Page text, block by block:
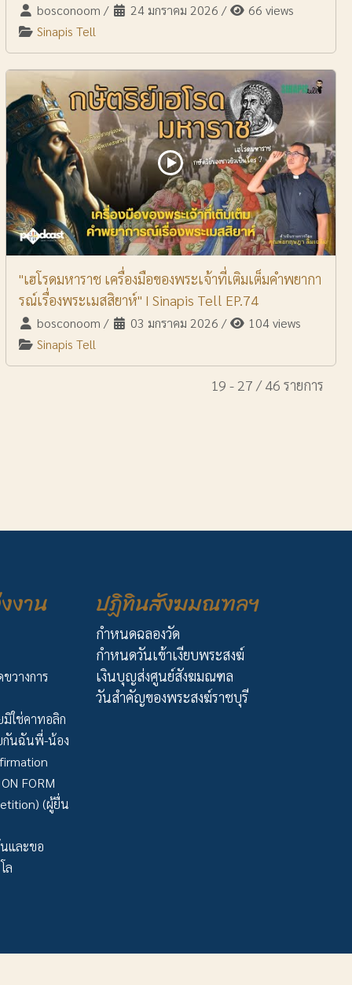
bosconoom / 24 มกราคม 2026 /
66 views
Sinapis Tell
"เฮโรดมหาราช เครื่องมือของพระเจ้าที่เติมเต็มคำพยากา
รณ์เรื่องพระเมสสิยาห์" I Sinapis Tell EP.74
bosconoom / 03 มกราคม 2026 /
104 views
Sinapis Tell
19 - 27 / 46 รายการ
งาน
วางการ
ใช่คาทอลิก
กันฉันพี่-น้อง
FORM
(ผู้ยื่น
นและขอ
ล
ปฏิทินสังฆมณฑลฯ
กำหนดฉลองวัด
กำหนดวันเข้าเงียบพระสงฆ์
เงินบุญส่งศูนย์สังฆมณฑล
วันสำคัญของพระสงฆ์ราชบุรี